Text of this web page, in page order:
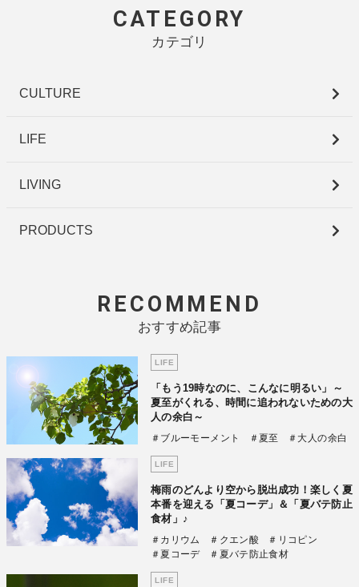
CATEGORY
カテゴリ
CULTURE
LIFE
LIVING
PRODUCTS
RECOMMEND
おすすめ記事
LIFE
「もう19時なのに、こんなに明るい」～
夏至がくれる、時間に追われないための大
人の余白～
＃ブルーモーメント ＃夏至 ＃大人の余白
LIFE
梅雨のどんより空から脱出成功！楽しく夏
本番を迎える「夏コーデ」＆「夏バテ防止
食材」♪
＃カリウム ＃クエン酸
＃リコピン
＃夏コーデ
＃夏バテ防止食材
LIFE